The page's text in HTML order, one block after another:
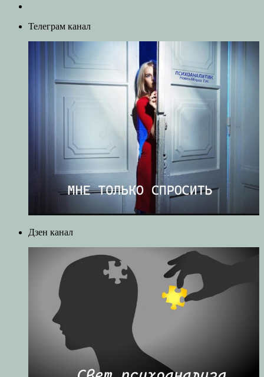
Телеграм канал
Дзен канал